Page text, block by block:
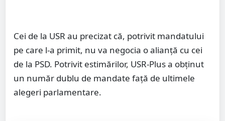
Cei de la USR au precizat că, potrivit mandatului
pe care l-a primit, nu va negocia o alianță cu cei
de la PSD. Potrivit estimărilor, USR-Plus a obținut
un număr dublu de mandate față de ultimele
alegeri parlamentare.